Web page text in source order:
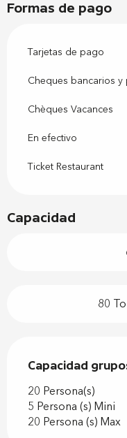
Formas de pago
Tarjetas de pago
Cheques bancarios y
Chèques Vacances
En efectivo
Ticket Restaurant
Capacidad
80
Capacidad
Capacidad
20 Persona(s)
5 Persona (s) Mini
20 Persona (s) Max